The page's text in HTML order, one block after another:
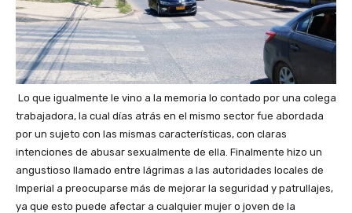
Lo que igualmente le vino a la memoria lo contado por una colega
trabajadora, la cual días atrás en el mismo sector fue abordada
por un sujeto con las mismas características, con claras
intenciones de abusar sexualmente de ella. Finalmente hizo un
angustioso llamado entre lágrimas a las autoridades locales de
Imperial a preocuparse más de mejorar la seguridad y patrullajes,
ya que esto puede afectar a cualquier mujer o joven de la